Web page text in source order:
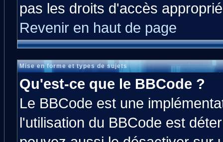
pas les droits d'accès
Revenir en haut de page
Mise en forme et types de sujets
Qu'est-ce que le BBCode ?
Le BBCode est une
l'utilisation du BBCode est